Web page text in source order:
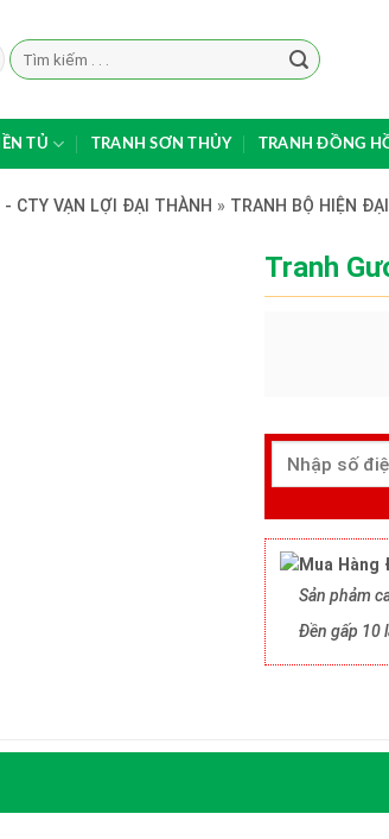
Search
for:
TỦ TRANH SƠN THỦY TRANH ĐỒNG
CTY VẠN LỢI ĐẠI THÀNH » TRANH BỘ HIỆN ĐẠI
Tranh
Sản phảm
Đền gấp 10